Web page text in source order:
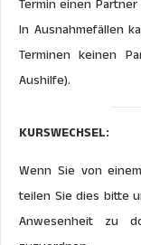
Termin einen
In Ausnahmefällen
Terminen keinen
Aushilfe).
KURSWECHSEL:
Wenn Sie von
teilen Sie dies bitte
Anwesenheit zu